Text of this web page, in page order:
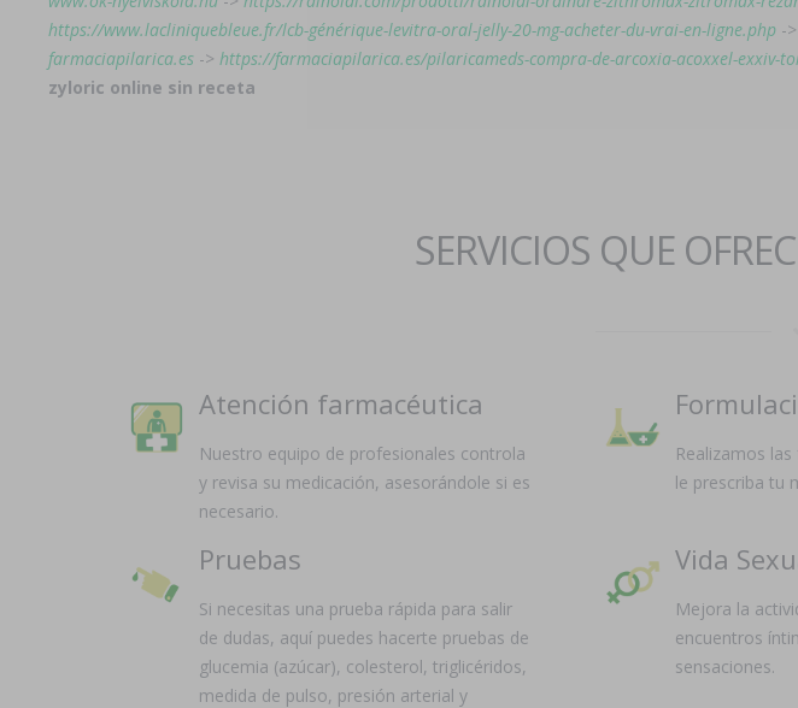
https://www.lacliniquebleue.fr/lcb-générique-levitra-oral-jelly-20-mg-acheter-du-vrai-en-ligne.php ->
farmaciapilarica.es -> https://farmaciapilarica.es/pilaricameds-compra-de-arcoxia-acoxxel-exxiv-
zyloric online sin receta
SERVICIOS QUE
Atención farmacéutica
Nuestro equipo de profesionales controla
y revisa su medicación, asesorándole si es
necesario.
Realizamos
le prescriba tu
Pruebas
Si necesitas una prueba rápida para salir
de dudas, aquí puedes hacerte pruebas de
glucemia (azúcar), colesterol, triglicéridos,
medida de pulso, presión arterial y
Vida
Mejora la
encuentros
sensaciones.